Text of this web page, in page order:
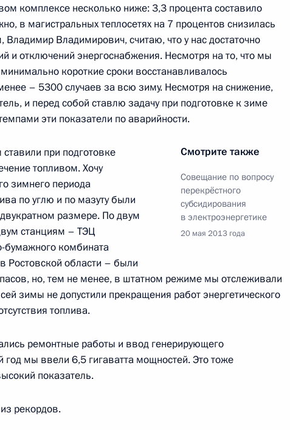
председателем правления Банка ВТБ
федерального университета
Челябинской области
комплексе несколько ниже: 3,3 процента составило
в магистральных теплосетях на 7 процентов снизилась
Владимир Владимирович, считаю, что у нас достаточно
и отключений энергоснабжения. Несмотря на то, что мы
короткие сроки восстанавливалось
– 5300 случаев за всю зиму. Несмотря на снижение,
и перед собой ставлю задачу при подготовке к зиме
эти показатели по аварийности.
Смотрите также
Совещание по вопросу
перекрёстного
субсидирования
в электроэнергетике
20 мая 2013 года
при подготовке
топливом. Хочу
зимнего периода
по углю и по мазуту были
размере. По двум
станциям – ТЭЦ
бумажного комбината
Ростовской области – были
но, тем не менее, в штатном режиме мы отслеживали
зимы не допустили прекращения работ энергетического
топлива.
ремонтные работы и ввод генерирующего
мы ввели 6,5 гигаватта мощностей. Это тоже
показатель.
рекордов.